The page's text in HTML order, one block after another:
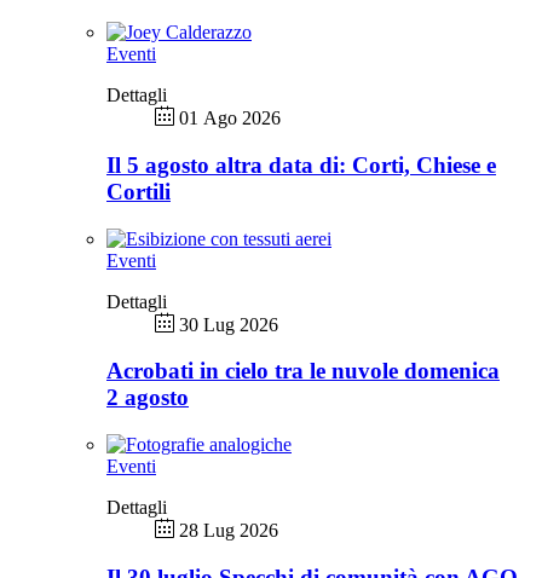
Eventi
Dettagli
01 Ago 2026
Il 5 agosto altra data di: Corti, Chiese e
Cortili
Eventi
Dettagli
30 Lug 2026
Acrobati in cielo tra le nuvole domenica
2 agosto
Eventi
Dettagli
28 Lug 2026